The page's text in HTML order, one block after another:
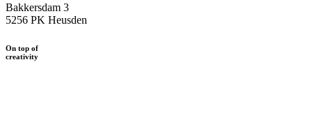
Bakkersdam 3
5256 PK Heusden
On top of
creativity